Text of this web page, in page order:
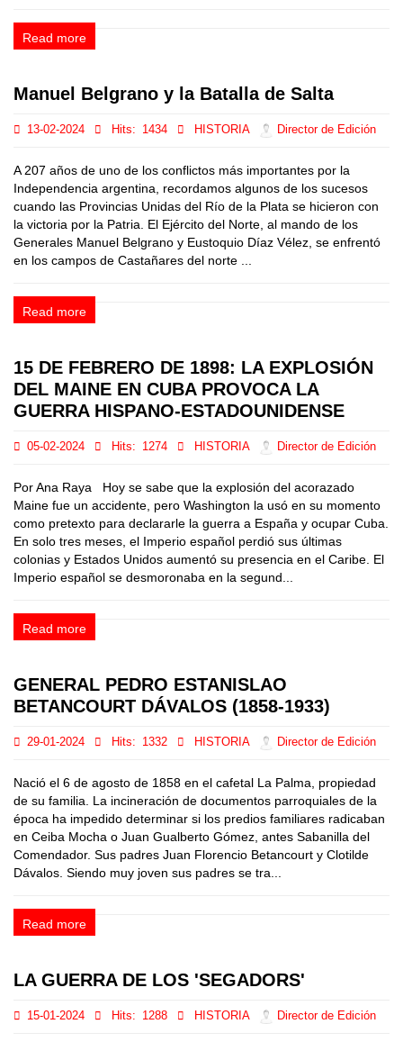
Read more
Manuel Belgrano y la Batalla de Salta
13-02-2024 Hits: 1434 HISTORIA Director de Edición
A 207 años de uno de los conflictos más importantes por la
Independencia argentina, recordamos algunos de los sucesos
cuando las Provincias Unidas del Río de la Plata se hicieron con
la victoria por la Patria. El Ejército del Norte, al mando de los
Generales Manuel Belgrano y Eustoquio Díaz Vélez, se enfrentó
en los campos de Castañares del norte ...
Read more
15 DE FEBRERO DE 1898: LA EXPLOSIÓN
DEL MAINE EN CUBA PROVOCA LA
GUERRA HISPANO-ESTADOUNIDENSE
05-02-2024 Hits: 1274 HISTORIA Director de Edición
Por Ana Raya Hoy se sabe que la explosión del acorazado
Maine fue un accidente, pero Washington la usó en su momento
como pretexto para declararle la guerra a España y ocupar Cuba.
En solo tres meses, el Imperio español perdió sus últimas
colonias y Estados Unidos aumentó su presencia en el Caribe. El
Imperio español se desmoronaba en la segund...
Read more
GENERAL PEDRO ESTANISLAO
BETANCOURT DÁVALOS (1858-1933)
29-01-2024 Hits: 1332 HISTORIA Director de Edición
Nació el 6 de agosto de 1858 en el cafetal La Palma, propiedad
de su familia. La incineración de documentos parroquiales de la
época ha impedido determinar si los predios familiares radicaban
en Ceiba Mocha o Juan Gualberto Gómez, antes Sabanilla del
Comendador. Sus padres Juan Florencio Betancourt y Clotilde
Dávalos. Siendo muy joven sus padres se tra...
Read more
LA GUERRA DE LOS 'SEGADORS'
15-01-2024 Hits: 1288 HISTORIA Director de Edición